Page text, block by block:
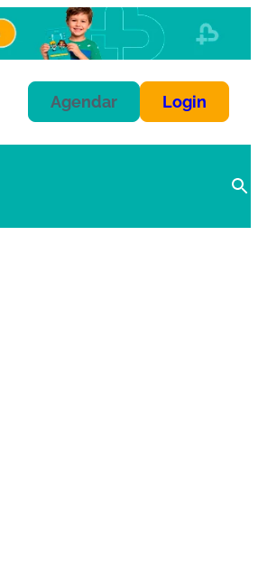
Agendar Login